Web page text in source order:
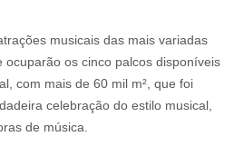
musicais das mais variadas
os cinco palcos disponíveis
com mais de 60 mil m², que foi
celebração do estilo musical,
de música.